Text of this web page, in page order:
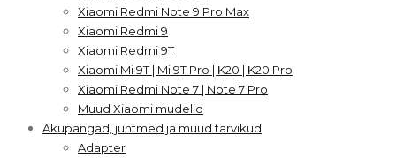
Xiaomi Redmi Note 9 Pro Max
Xiaomi Redmi 9
Xiaomi Redmi 9T
Xiaomi Mi 9T | Mi 9T Pro | K20 | K20 Pro
Xiaomi Redmi Note 7 | Note 7 Pro
Muud Xiaomi mudelid
Akupangad, juhtmed ja muud tarvikud
Adapter